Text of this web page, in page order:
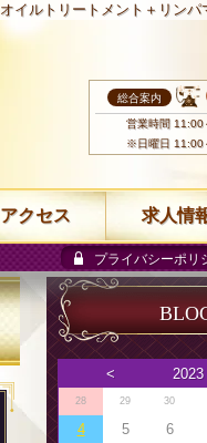
オイルトリートメント＋リン
プライバシーポリ
< 2023
28 29 30
4
5 6
総合案内
営業時間 11:00
※日曜日 11:00
アクセス 求人情